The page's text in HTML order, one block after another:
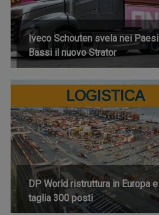
Iveco Schouten svela nei Paesi
Bassi il nuovo Strator
LOGISTICA
DP World ristruttura in Europa e
taglia 300 posti